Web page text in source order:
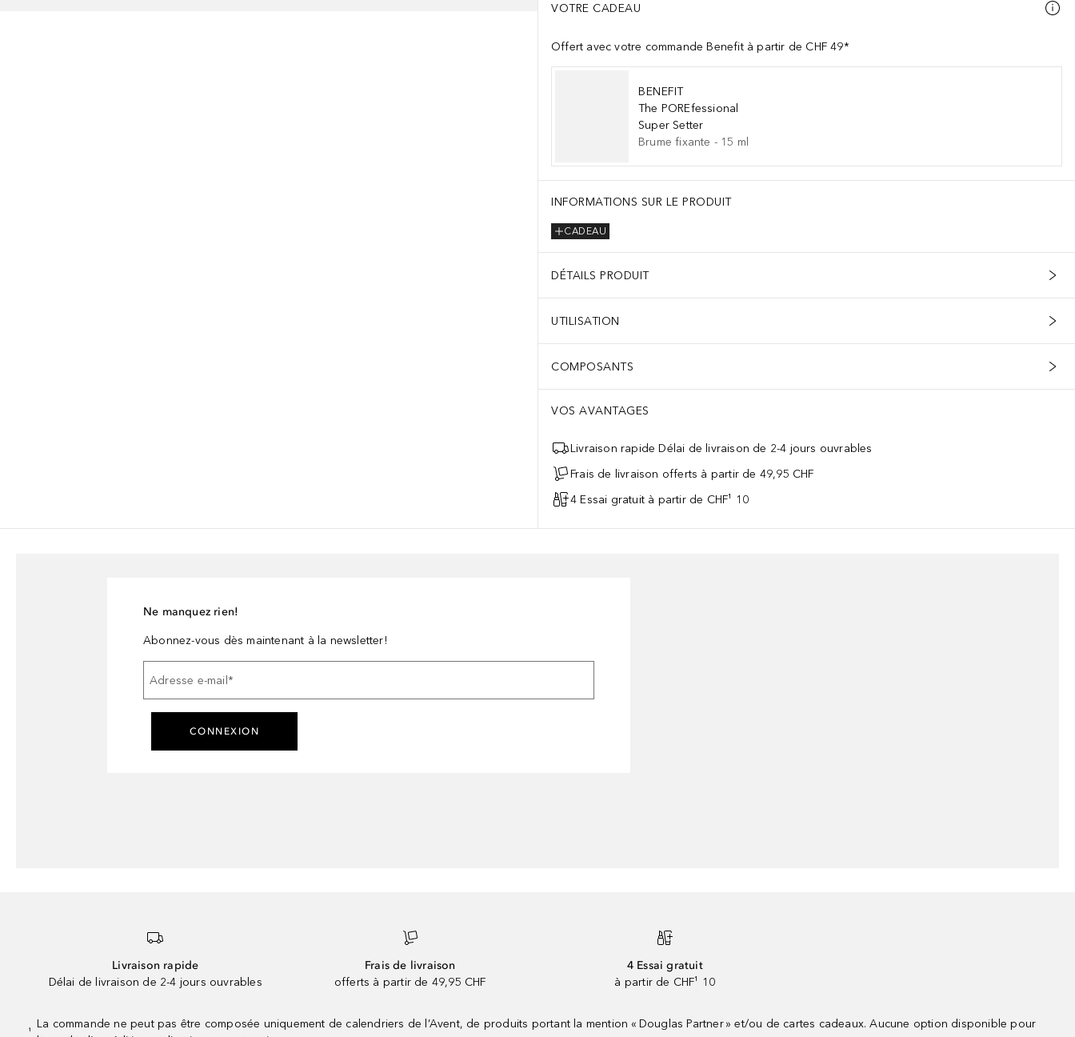
VOTRE CADEAU
Offert avec votre commande Benefit à partir de CHF 49*
BENEFIT
The POREfessional
Super Setter
Brume fixante - 15 ml
INFORMATIONS SUR LE PRODUIT
CADEAU
DÉTAILS PRODUIT
UTILISATION
COMPOSANTS
VOS AVANTAGES
Livraison rapide Délai de livraison de 2-4 jours ouvrables
Frais de livraison offerts à partir de 49,95 CHF
4 Essai gratuit à partir de CHF¹ 10
Ne manquez rien!
Abonnez-vous dès maintenant à la newsletter!
Adresse e-mail *
CONNEXION
Livraison rapide
Délai de livraison de 2-4 jours ouvrables
Frais de livraison
offerts à partir de 49,95 CHF
4 Essai gratuit
à partir de CHF¹ 10
¹
La commande ne peut pas être composée uniquement de calendriers de l’Avent, de produits portant la mention « Douglas Partner » et/ou de cartes cadeaux. Aucune option disponible pour